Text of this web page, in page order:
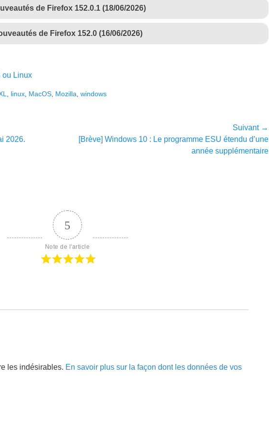
de Firefox 152.0.1 (18/06/2026)
de Firefox 152.0 (16/06/2026)
ou Linux
linux MacOS Mozilla windows
2026.
Suivant →
Article[Brève] Windows 10 : Le programme ESU étendu d’une
année supplémentaire
5
Note de l'article
les indésirables. En savoir plus sur la façon dont les données de vos